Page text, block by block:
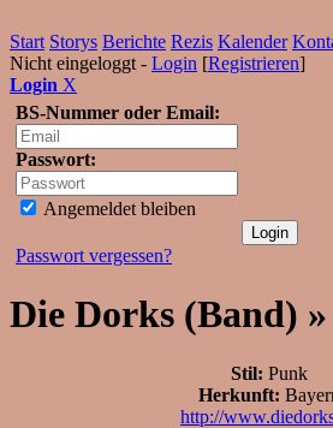
Start Storys Berichte Rezis Kalender
Nicht eingeloggt - Login [Registrieren]
Login X
BS-Nummer oder Email:
Passwort:
Angemeldet bleiben
Passwort vergessen?
Die Dorks (Band)
Stil: Punk
Herkunft:
http://